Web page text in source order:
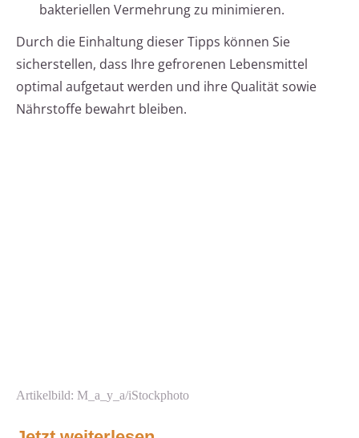
bakteriellen Vermehrung zu minimieren.
Durch die Einhaltung dieser Tipps können Sie
sicherstellen, dass Ihre gefrorenen Lebensmittel
optimal aufgetaut werden und ihre Qualität sowie
Nährstoffe bewahrt bleiben.
Artikelbild: M_a_y_a/iStockphoto